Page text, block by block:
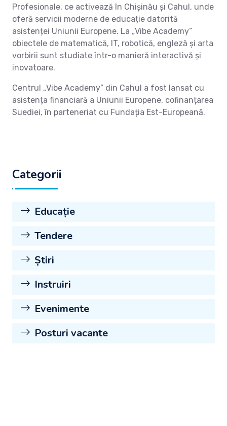
Profesionale, ce activează în Chișinău și Cahul, unde
oferă servicii moderne de educație datorită
asistenței Uniunii Europene. La „Vibe Academy”
obiectele de matematică, IT, robotică, engleză și arta
vorbirii sunt studiate într-o manieră interactivă și
inovatoare.
Centrul „Vibe Academy” din Cahul a fost lansat cu
asistența financiară a Uniunii Europene, cofinanțarea
Suediei, în parteneriat cu Fundația Est-Europeană.
Categorii
Educație
Tendere
Știri
Instruiri
Evenimente
Posturi vacante